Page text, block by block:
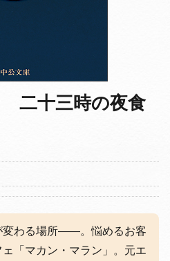
二十三時の夜食
変わる場所——。悩めるお客
「マカン・マラン」。元エ